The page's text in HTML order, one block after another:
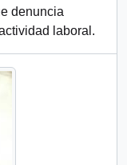
denuncia
laboral.